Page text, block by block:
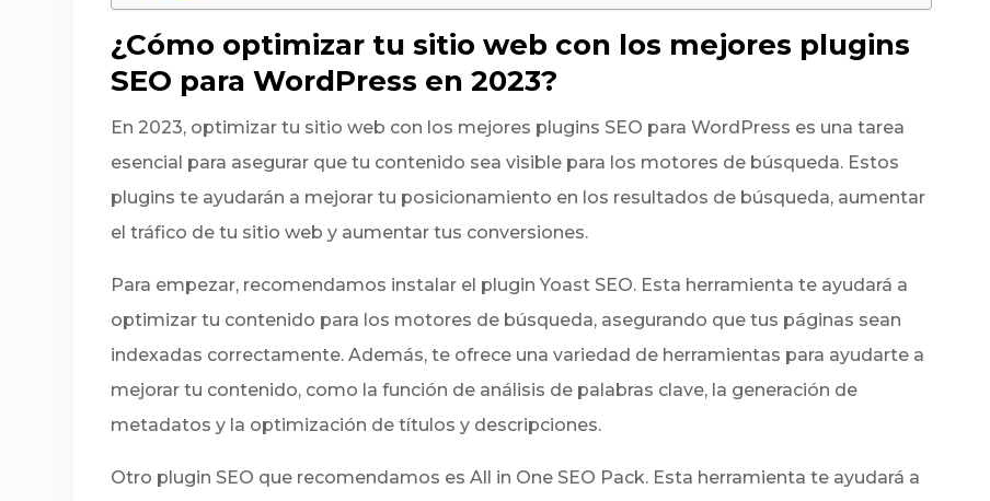
¿Cómo optimizar tu sitio web con los mejores plugins
SEO para WordPress en 2023?
En 2023, optimizar tu sitio web con los mejores plugins SEO para WordPress es una tarea
esencial para asegurar que tu contenido sea visible para los motores de búsqueda. Estos
plugins te ayudarán a mejorar tu posicionamiento en los resultados de búsqueda, aumentar
el tráfico de tu sitio web y aumentar tus conversiones.
Para empezar, recomendamos instalar el plugin Yoast SEO. Esta herramienta te ayudará a
optimizar tu contenido para los motores de búsqueda, asegurando que tus páginas sean
indexadas correctamente. Además, te ofrece una variedad de herramientas para ayudarte a
mejorar tu contenido, como la función de análisis de palabras clave, la generación de
metadatos y la optimización de títulos y descripciones.
Otro plugin SEO que recomendamos es All in One SEO Pack. Esta herramienta te ayudará a